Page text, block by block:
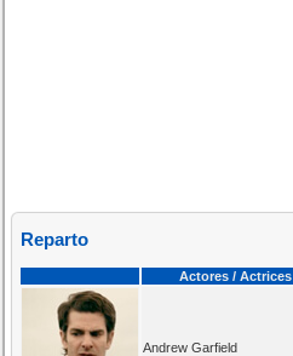
Reparto
Actores / Actrices
Andrew Garfield